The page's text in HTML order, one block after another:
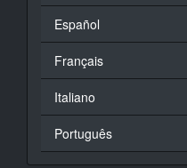
Español
Français
Italiano
Português